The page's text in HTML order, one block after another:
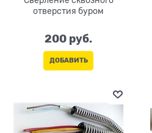
отверстия буром
200 руб.
ДОБАВИТЬ